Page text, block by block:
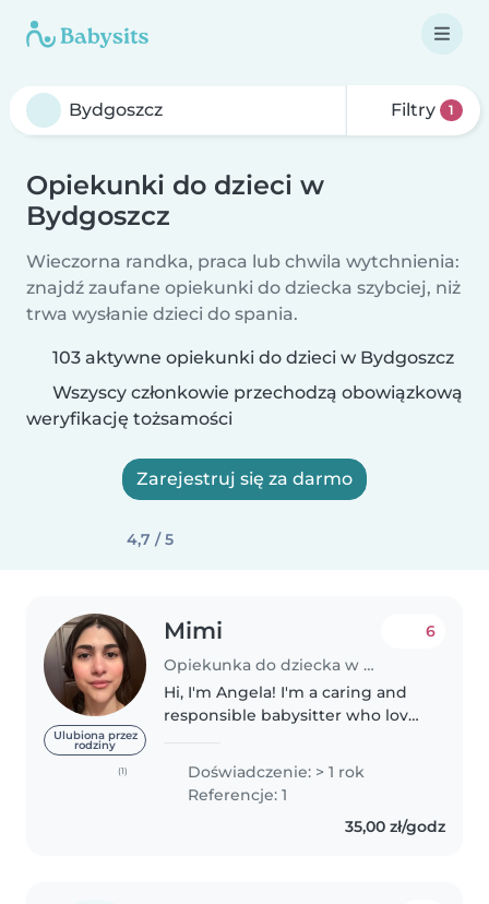
Filtry 1
Opiekunki do dzieci w
Bydgoszcz
Wieczorna randka, praca lub chwila wytchnienia:
znajdź zaufane opiekunki do dziecka szybciej, niż
trwa wysłanie dzieci do spania.
103 aktywne opiekunki do dzieci w Bydgoszcz
Wszyscy członkowie przechodzą obowiązkową
weryfikację tożsamości
Zarejestruj się za darmo
4,7 / 5
Ulubiona przez
rodziny
(1)
Mimi
Opiekunka do dziecka w Bydgoszcz
6
Hi, I'm Angela! I'm a caring and
responsible babysitter who loves
qualifications: 1. I'm studying
medicine and I have a solid
understanding of CPR and First..
Doświadczenie: > 1 rok
Referencje: 1
35,00 zł/godz